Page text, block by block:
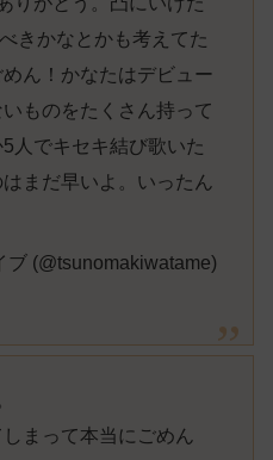
きかなとかも考えてた
ん！かなたはデビュー
ものをたくさん持って
人でキセキ結び歌いた
まだ早いよ。いったん
(@tsunomakiwatame)
まって本当にごめん